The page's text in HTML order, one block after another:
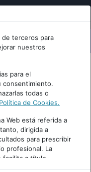
terceros para
nuestros
para el
consentimiento.
todas o
Política de Cookies.
Web está referida a
dirigida a
para prescribir
profesional. La
facilita a título
de los